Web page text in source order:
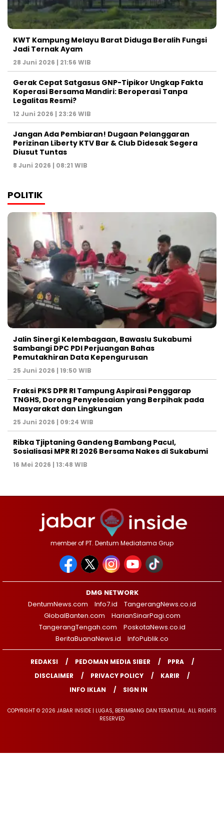
KWT Kampung Melayu Barat Diduga Beralih Fungsi
Jadi Ternak Ayam
28 Juni 2026 | 21:56 WIB
Gerak Cepat Satgasus GNP-Tipikor Ungkap Fakta
Koperasi Bersama Mandiri: Beroperasi Tanpa
Legalitas Resmi?
12 Juni 2026 | 23:26 WIB
Jangan Ada Pembiaran! Dugaan Pelanggaran
Perizinan Liberty KTV Bar & Club Didesak Segera
Diusut Tuntas
8 Juni 2026 | 08:21 WIB
POLITIK
Jalin Sinergi Kelembagaan, Bawaslu Sukabumi
Sambangi DPC PDI Perjuangan Bahas
Pemutakhiran Data Kepengurusan
25 Juni 2026 | 19:50 WIB
‎Fraksi PKS DPR RI Tampung Aspirasi Penggarap
TNGHS, Dorong Penyelesaian yang Berpihak pada
Masyarakat dan Lingkungan‎
25 Juni 2026 | 09:24 WIB
Ribka Tjiptaning Gandeng Bambang Pacul,
Sosialisasi MPR RI 2026 Bersama Nakes di Sukabumi
16 Mei 2026 | 13:48 WIB
member of PT. Dentum Mediatama Grup
DMG NETWORK
DentumNews.com
Info7.id
TangerangNews.co.id
GlobalBanten.com
HarianSinarPagi.com
TangerangTengah.com
PoskotaNews.co.id
BeritaBuanaNews.id
InfoPublik.co
REDAKSI PEDOMAN MEDIA SIBER
PPRA
DISCLAIMER
PRIVACY POLICY
KARIR
INFO IKLAN
SIGN IN
COPYRIGHT © 2026 JABAR INSIDE | LUGAS, BERIMBANG DAN TERAKTUAL. ALL RIGHTS
RESERVED